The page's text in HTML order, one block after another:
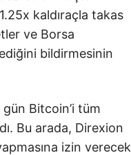
kaldıraçla takas
ve Borsa
bildirmesinin
Bitcoin’i tüm
Bu arada, Direxion
izin verecek